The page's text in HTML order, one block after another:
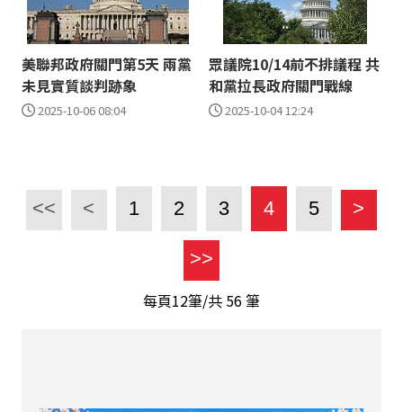
美聯邦政府關門第5天 兩黨
未見實質談判跡象
2025-10-06 08:04
眾議院10/14前不排議程 共
和黨拉長政府關門戰線
2025-10-04 12:24
<< < 1 2 3 4 5 >
>>
每頁12筆/共 56筆